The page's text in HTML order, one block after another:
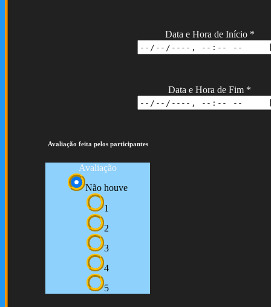
Data e Hora de Início *
Data e Hora de Fim *
Avaliação feita pelos participantes
Avaliação
Não houve
1
2
3
4
5